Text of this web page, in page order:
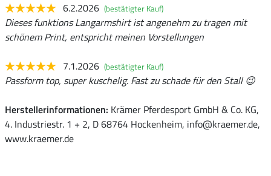
6.2.2026 (bestätigter Kauf)
Dieses funktions Langarmshirt ist angenehm zu tragen mit
schönem Print, entspricht meinen Vorstellungen
7.1.2026 (bestätigter Kauf)
Passform top, super kuschelig. Fast zu schade für den Stall 😉
Herstellerinformationen: Krämer Pferdesport GmbH & Co. KG,
4. Industriestr. 1 + 2, D 68764 Hockenheim, info@kraemer.de,
www.kraemer.de